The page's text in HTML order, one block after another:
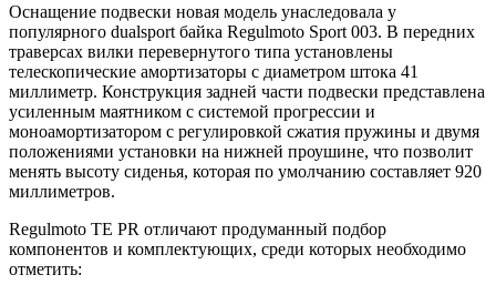
Оснащение подвески новая модель унаследовала у
популярного dualsport байка Regulmoto Sport 003. В передних
траверсах вилки перевернутого типа установлены
телескопические амортизаторы с диаметром штока 41
миллиметр. Конструкция задней части подвески представлена
усиленным маятником с системой прогрессии и
моноамортизатором с регулировкой сжатия пружины и двумя
положениями установки на нижней проушине, что позволит
менять высоту сиденья, которая по умолчанию составляет 920
миллиметров.
Regulmoto TE PR отличают продуманный подбор
компонентов и комплектующих, среди которых необходимо
отметить: